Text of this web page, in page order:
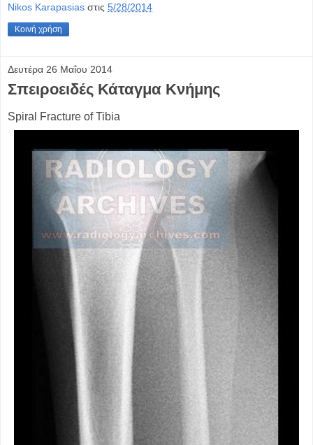
Nikos Karapasias στις 5/28/2014
Κοινή χρήση
Δευτέρα 26 Μαΐου 2014
Σπειροειδές Κάταγμα Κνήμης
Spiral Fracture of Tibia